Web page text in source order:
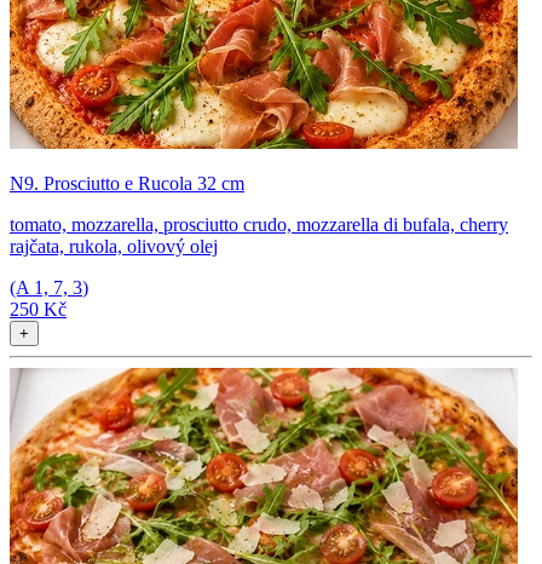
N9. Prosciutto e Rucola 32 cm
tomato, mozzarella, prosciutto crudo, mozzarella di bufala, cherry
rajčata, rukola, olivový olej
(A 1, 7, 3)
250 Kč
+